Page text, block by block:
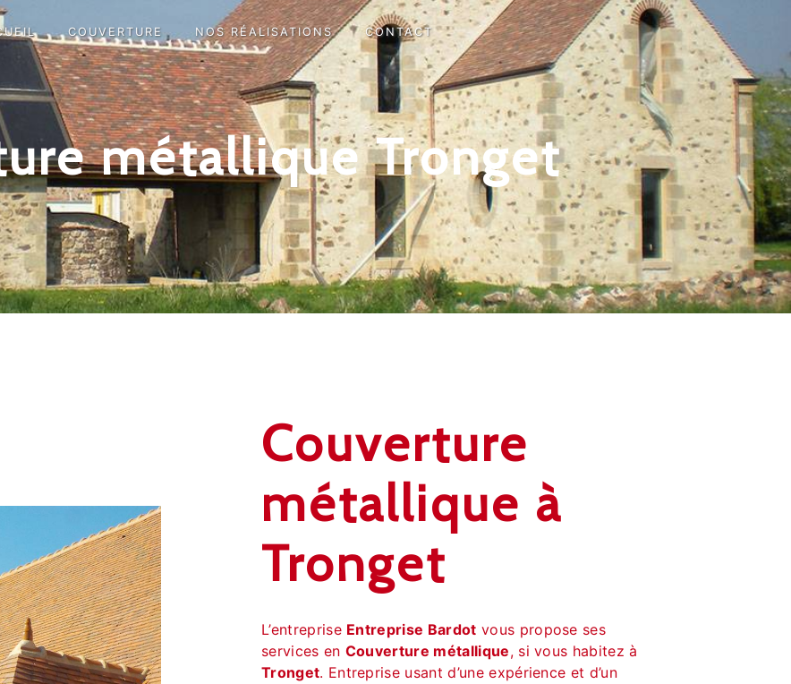
COUVERTURE NOS RÉALISATIONS CONTACT
métallique Tronget
Couverture
métallique à
Tronget
L’entreprise Entreprise Bardot vous propose ses
services en Couverture métallique, si vous habitez à
Tronget. Entreprise usant d’une expérience et d’un